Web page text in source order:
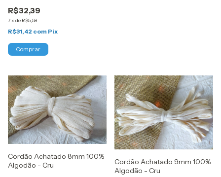
R$32,39
7x de R$5,59
R$31,42 com Pix
Cordão Achatado 8mm 100%
Algodão - Cru
Cordão Achatado 9mm 100%
Algodão - Cru